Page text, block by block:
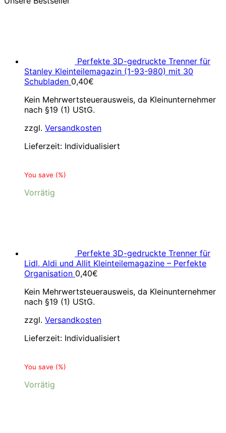
Perfekte 3D-gedruckte Trenner für
Stanley Kleinteilemagazin (1-93-980) mit 30
Schubladen 0,40€
Kein Mehrwertsteuerausweis, da Kleinunternehmer
nach §19 (1) UStG.
zzgl. Versandkosten
Lieferzeit: Individualisiert
You save (%)
Vorrätig
Perfekte 3D-gedruckte Trenner für
Lidl, Aldi und Allit Kleinteilemagazine – Perfekte
Organisation 0,40€
Kein Mehrwertsteuerausweis, da Kleinunternehmer
nach §19 (1) UStG.
zzgl. Versandkosten
Lieferzeit: Individualisiert
You save (%)
Vorrätig